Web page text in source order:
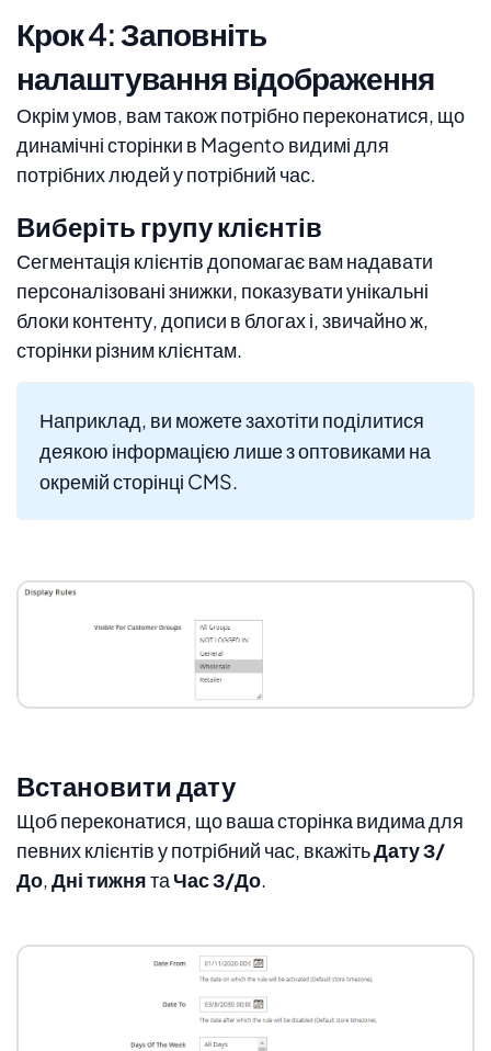
Крок 4: Заповніть
налаштування відображення
Окрім умов, вам також потрібно переконатися, що
динамічні сторінки в Magento видимі для
потрібних людей у ​​потрібний час.
Виберіть групу клієнтів
Сегментація клієнтів допомагає вам надавати
персоналізовані знижки, показувати унікальні
блоки контенту, дописи в блогах і, звичайно ж,
сторінки різним клієнтам.
Наприклад, ви можете захотіти поділитися
деякою інформацією лише з оптовиками на
окремій сторінці CMS.
Встановити дату
Щоб переконатися, що ваша сторінка видима для
певних клієнтів у потрібний час, вкажітьДату З/
До,Дні тижнятаЧас З/До.